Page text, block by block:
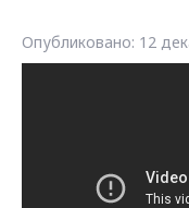
Опубликовано: 12